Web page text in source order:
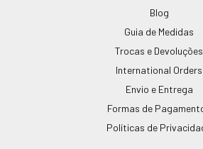
Blog
Guia de Medidas
Trocas e Devoluções
International Orders
Envio e Entrega
Formas de
Políticas de